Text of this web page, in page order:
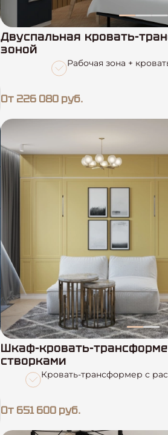
Двуспальная кровать-
зоной
Рабочая зона +
От 226 080 руб.
Шкаф-кровать-
створками
Кровать-трансформер с
От 651 600 руб.